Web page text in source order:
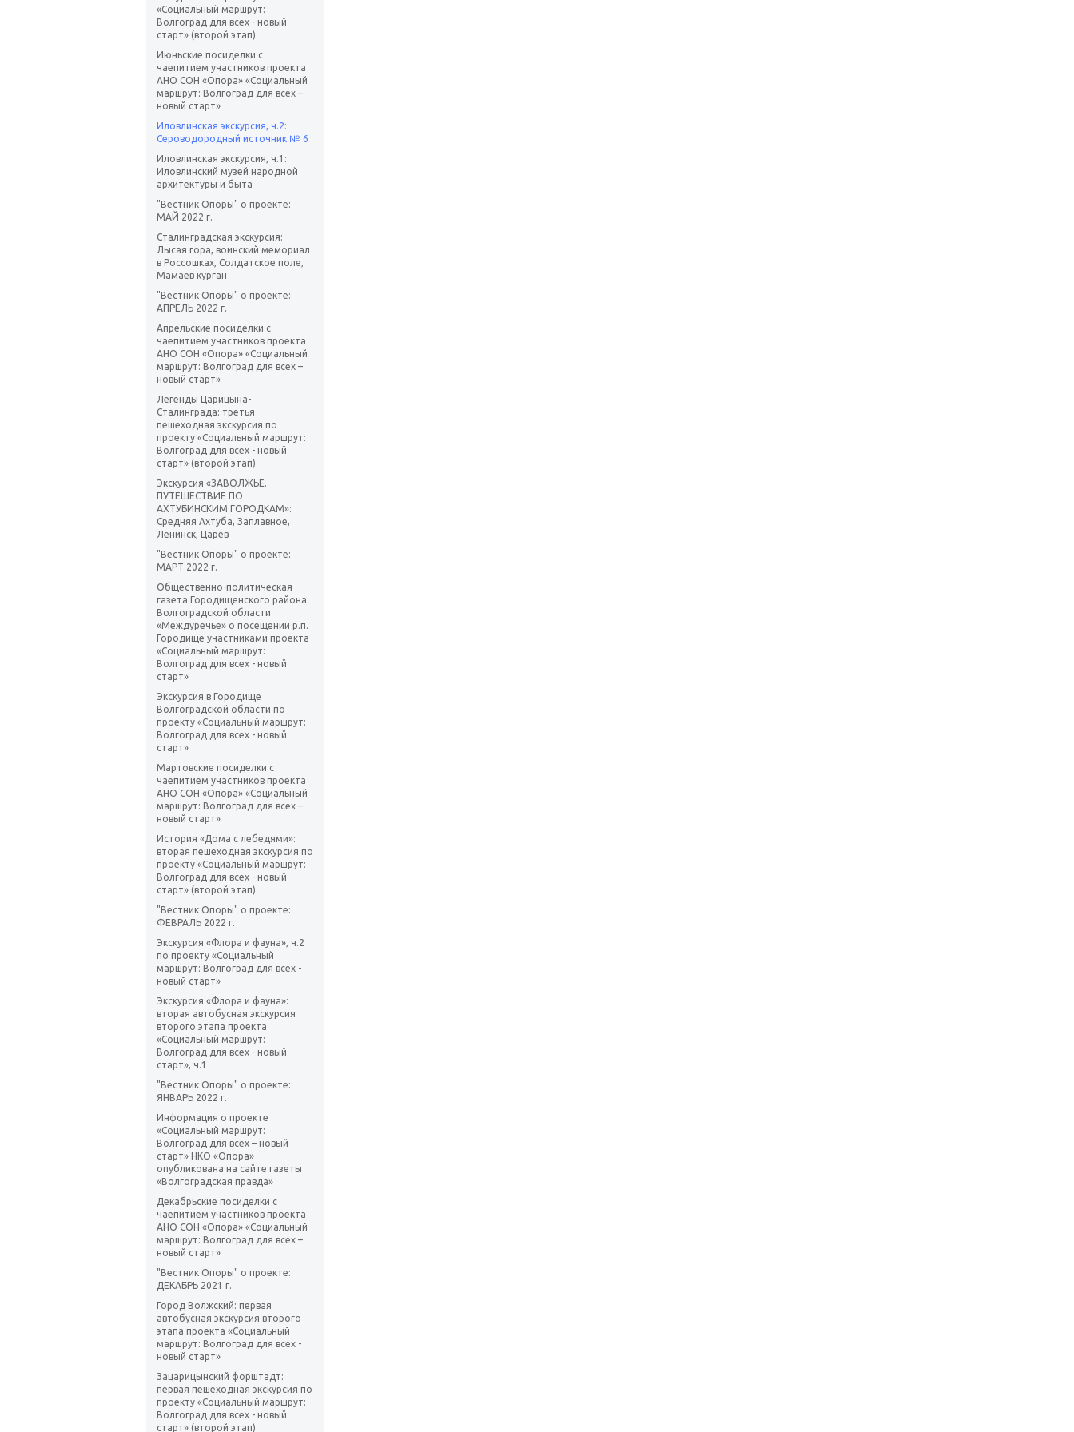
«Социальный маршрут:
Волгоград для всех - новый
старт» (второй этап)
Июньские посиделки с
чаепитием участников проекта
АНО СОН «Опора» «Социальный
маршрут: Волгоград для всех –
новый старт»
Иловлинская экскурсия, ч.2:
Сероводородный источник № 6
Иловлинская экскурсия, ч.1:
Иловлинский музей народной
архитектуры и быта
"Вестник Опоры" о проекте:
МАЙ 2022 г.
Сталинградская экскурсия:
Лысая гора, воинский мемориал
в Россошках, Солдатское поле,
Мамаев курган
"Вестник Опоры" о проекте:
АПРЕЛЬ 2022 г.
Апрельские посиделки с
чаепитием участников проекта
АНО СОН «Опора» «Социальный
маршрут: Волгоград для всех –
новый старт»
Легенды Царицына-
Сталинграда: третья
пешеходная экскурсия по
проекту «Социальный маршрут:
Волгоград для всех - новый
старт» (второй этап)
Экскурсия «ЗАВОЛЖЬЕ.
ПУТЕШЕСТВИЕ ПО
АХТУБИНСКИМ ГОРОДКАМ»:
Средняя Ахтуба, Заплавное,
Ленинск, Царев
"Вестник Опоры" о проекте:
МАРТ 2022 г.
Общественно-политическая
газета Городищенского района
Волгоградской области
«Междуречье» о посещении р.п.
Городище участниками проекта
«Социальный маршрут:
Волгоград для всех - новый
старт»
Экскурсия в Городище
Волгоградской области по
проекту «Социальный маршрут:
Волгоград для всех - новый
старт»
Мартовские посиделки с
чаепитием участников проекта
АНО СОН «Опора» «Социальный
маршрут: Волгоград для всех –
новый старт»
История «Дома с лебедями»:
вторая пешеходная экскурсия по
проекту «Социальный маршрут:
Волгоград для всех - новый
старт» (второй этап)
"Вестник Опоры" о проекте:
ФЕВРАЛЬ 2022 г.
Экскурсия «Флора и фауна», ч.2
по проекту «Социальный
маршрут: Волгоград для всех -
новый старт»
Экскурсия «Флора и фауна»:
вторая автобусная экскурсия
второго этапа проекта
«Социальный маршрут:
Волгоград для всех - новый
старт», ч.1
"Вестник Опоры" о проекте:
ЯНВАРЬ 2022 г.
Информация о проекте
«Социальный маршрут:
Волгоград для всех – новый
старт» НКО «Опора»
опубликована на сайте газеты
«Волгоградская правда»
Декабрьские посиделки с
чаепитием участников проекта
АНО СОН «Опора» «Социальный
маршрут: Волгоград для всех –
новый старт»
"Вестник Опоры" о проекте:
ДЕКАБРЬ 2021 г.
Город Волжский: первая
автобусная экскурсия второго
этапа проекта «Социальный
маршрут: Волгоград для всех -
новый старт»
Зацарицынский форштадт:
первая пешеходная экскурсия по
проекту «Социальный маршрут:
Волгоград для всех - новый
старт» (второй этап)